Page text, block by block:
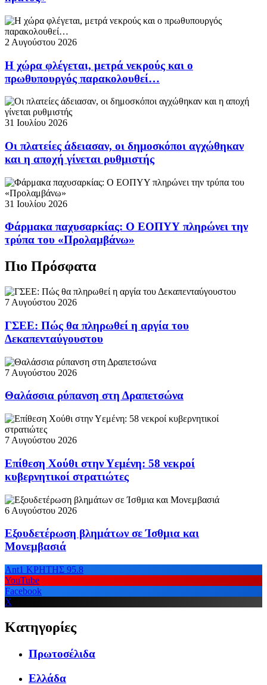
2 Αυγούστου 2026
Η χώρα φλέγεται, μετρά νεκρούς και ο
πρωθυπουργός παρακολουθεί…
31 Ιουλίου 2026
Οι πλατείες άδειασαν, οι δημοσκόποι αγχώθηκαν
και η αποχή γίνεται ρυθμιστής
31 Ιουλίου 2026
Φάρμακα παχυσαρκίας: Ο ΕΟΠΥΥ πληρώνει την
τρύπα του «Προλαμβάνω»
Πιο Πρόσφατα
7 Αυγούστου 2026
ΓΣΕΕ: Πώς θα πληρωθεί η αργία του
Δεκαπενταύγουστου
7 Αυγούστου 2026
Θαλάσσια ρύπανση στη Δραπετσώνα
7 Αυγούστου 2026
Επίθεση Χούθι στην Υεμένη: 58 νεκροί
κυβερνητικοί στρατιώτες
6 Αυγούστου 2026
Εξουδετέρωση βλημάτων σε Ίσθμια και
Μονεμβασιά
Ant1 ΚΡΗΤΗΣ 95.8
YouTube
Facebook
X
Κατηγορίες
Πρωτοσέλιδα
Ελλάδα